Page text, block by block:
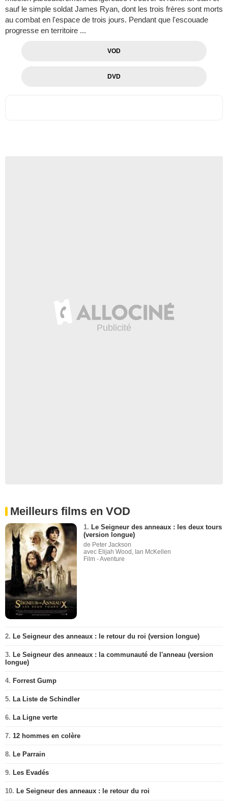
sauf le simple soldat James Ryan, dont les trois frères sont morts
au combat en l'espace de trois jours. Pendant que l'escouade
progresse en territoire ...
VOD
DVD
Meilleurs films en VOD
1. Le Seigneur des anneaux : les deux tours
(version longue)
de Peter Jackson
avec Elijah Wood, Ian McKellen
Film - Aventure
2. Le Seigneur des anneaux : le retour du roi (version longue)
3. Le Seigneur des anneaux : la communauté de l'anneau (version
longue)
4. Forrest Gump
5. La Liste de Schindler
6. La Ligne verte
7. 12 hommes en colère
8. Le Parrain
9. Les Evadés
10. Le Seigneur des anneaux : le retour du roi